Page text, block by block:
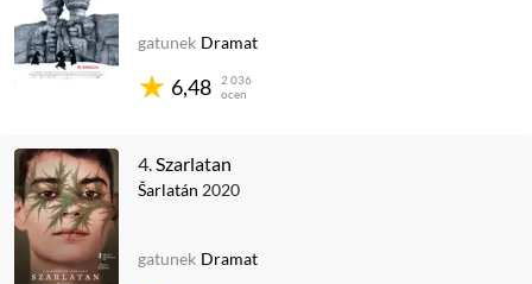
6,48
2 036
ocen
gatunek Dramat
4.Szarlatan
Šarlatán 2020
gatunek Dramat